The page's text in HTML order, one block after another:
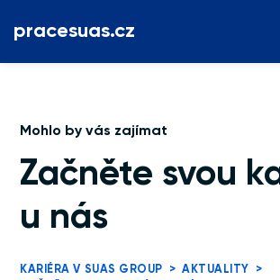
pracesuas.cz
Mohlo by vás zajímat
Začněte svou
u nás
KARIÉRA V SUAS GROUP >AKTUALITY
>